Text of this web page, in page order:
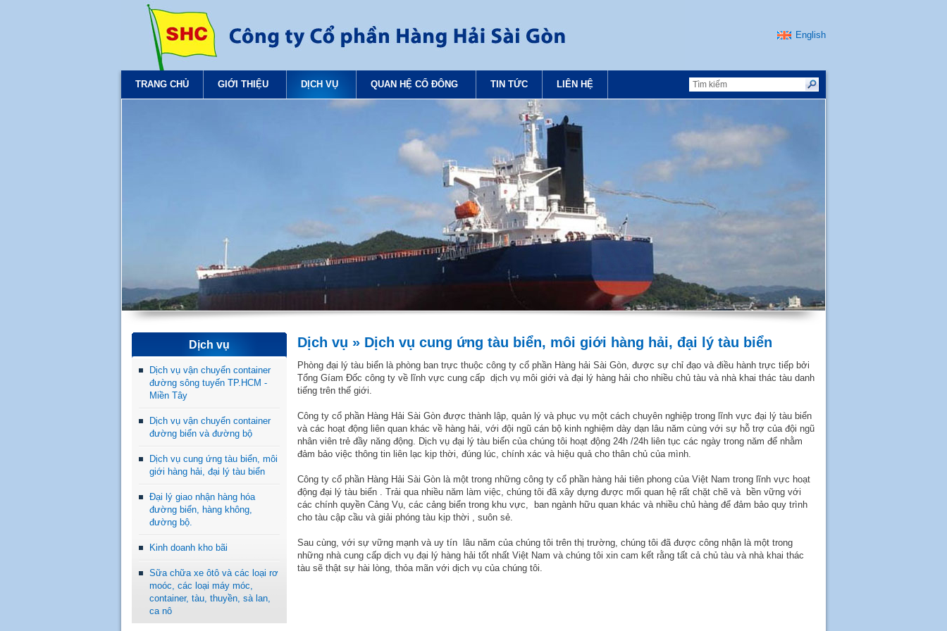
English
TRANG CHỦ GIỚI THIỆU DỊCH VỤ QUAN HỆ CỔ ĐÔNG TIN TỨC LIÊN HỆ
Dịch vụ
Dịch vụ vận chuyển container
đường sông tuyến TP.HCM -
Miền Tây
Dịch vụ vận chuyển container
đường biển và đường bộ
Dịch vụ cung ứng tàu biển, môi
giới hàng hải, đại lý tàu biển
Đại lý giao nhận hàng hóa
đường biển, hàng không,
đường bộ.
Kinh doanh kho bãi
Sữa chữa xe ôtô và các loại rơ
moóc, các loại máy móc,
container, tàu, thuyền, sà lan,
ca nô
Dịch vụ » Dịch vụ cung ứng tàu biển, môi giới hàng hải, đại lý tàu biển
Phòng đại lý tàu biển là phòng ban trực thuộc công ty cổ phần Hàng hải Sài Gòn, được sự chỉ đạo và điều hành trực tiếp bởi
Tổng Gíam Đốc công ty về lĩnh vực cung cấp dịch vụ môi giới và đại lý hàng hải cho nhiều chủ tàu và nhà khai thác tàu danh
tiếng trên thế giới.
Công ty cổ phần Hàng Hải Sài Gòn được thành lập, quản lý và phục vụ một cách chuyên nghiệp trong lĩnh vực đại lý tàu biển
và các hoạt động liên quan khác về hàng hải, với đội ngũ cán bộ kinh nghiệm dày dạn lâu năm cùng với sự hỗ trợ của đội ngũ
nhân viên trẻ đầy năng động. Dịch vụ đại lý tàu biển của chúng tôi hoạt động 24h /24h liên tục các ngày trong năm để nhằm
đảm bảo việc thông tin liên lạc kịp thời, đúng lúc, chính xác và hiệu quả cho thân chủ của mình.
Công ty cổ phần Hàng Hải Sài Gòn là một trong những công ty cổ phần hàng hải tiên phong của Việt Nam trong lĩnh vực hoạt
động đại lý tàu biển . Trải qua nhiều năm làm việc, chúng tôi đã xây dựng được mối quan hệ rất chặt chẽ và bền vững với
các chính quyền Cảng Vụ, các cảng biển trong khu vực, ban ngành hữu quan khác và nhiều chủ hàng để đảm bảo quy trình
cho tàu cập cầu và giải phóng tàu kịp thời , suôn sẻ.
Sau cùng, với sự vững mạnh và uy tín lâu năm của chúng tôi trên thị trường, chúng tôi đã được công nhận là một trong
những nhà cung cấp dịch vụ đại lý hàng hải tốt nhất Việt Nam và chúng tôi xin cam kết rằng tất cả chủ tàu và nhà khai thác
tàu sẽ thật sự hài lòng, thỏa mãn với dịch vụ của chúng tôi.